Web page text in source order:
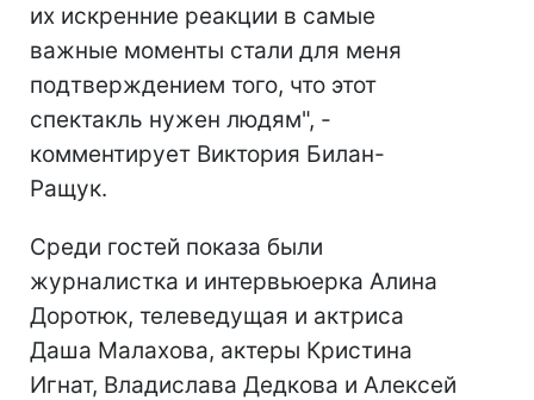
их искренние реакции в самые
важные моменты стали для меня
подтверждением того, что этот
спектакль нужен людям", -
комментирует Виктория Билан-
Ращук.
Среди гостей показа были
журналистка и интервьюерка Алина
Доротюк, телеведущая и актриса
Даша Малахова, актеры Кристина
Игнат, Владислава Дедкова и Алексей